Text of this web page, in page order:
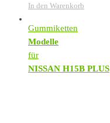
In den Warenkorb
Gummiketten
Modelle
für
NISSAN H15B PLUS